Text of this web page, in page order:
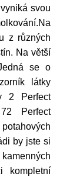
svou
z různých
Na větší
se o
látky
2 Perfect
Perfect
by jste si
kompletní